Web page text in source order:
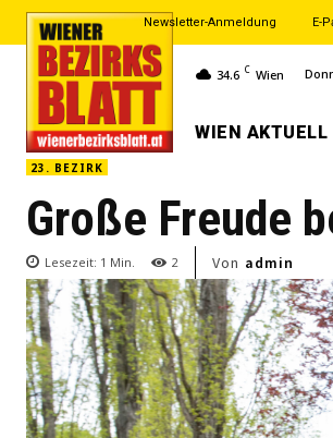
Newsletter-Anmeldung E-
34.6 C Wien
WIEN AKTUELL
23. BEZIRK
Große Freude
Lesezeit: 1 Min. 2 Von admin